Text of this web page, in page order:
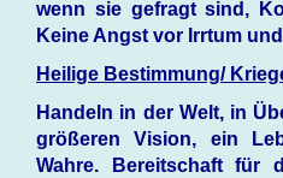
wenn sie gefragt sind,
Keine Angst vor Irrtum
Heilige Bestimmung/
Handeln in der Welt, in
größeren Vision, ein
Wahre. Bereitschaft für